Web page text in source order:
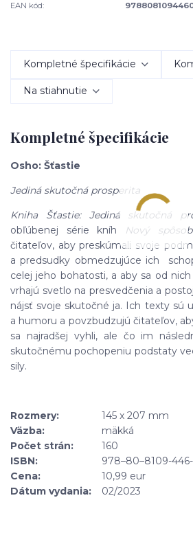
EAN kód:
Kompletné špecifikácie
Na stiahnutie
Kompletné špecifikácie
Osho: Šťastie
Jediná skutočná prosperita
Kniha Šťastie: Jediná skutočná
obľúbenej série kníh
Nový
čitateľov, aby preskúmali svoje
a predsudky obmedzujúce ich
celej jeho bohatosti, a aby sa od
vrhajú svetlo na presvedčenia a
nájsť svoje skutočné ja. Ich texty sú
a humoru a povzbudzujú čitateľov,
sa najradšej vyhli, ale čo im
skutočnému pochopeniu podstaty
sily.
Rozmery:
145 x 207 mm
Väzba:
mäkká
Počet strán:
160
ISBN:
978–80–8109-
Cena:
10,99 eur
Dátum vydania:
02/2023